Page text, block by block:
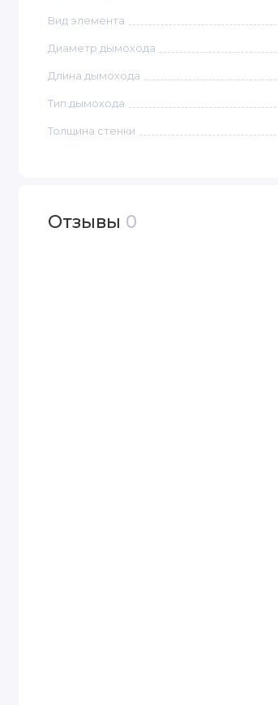
Вид элемента
Диаметр дымохода
Длина дымохода
Тип дымохода
Толщина стенки
Отзывы 0